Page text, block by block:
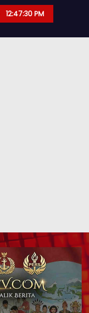
12:47:32 PM